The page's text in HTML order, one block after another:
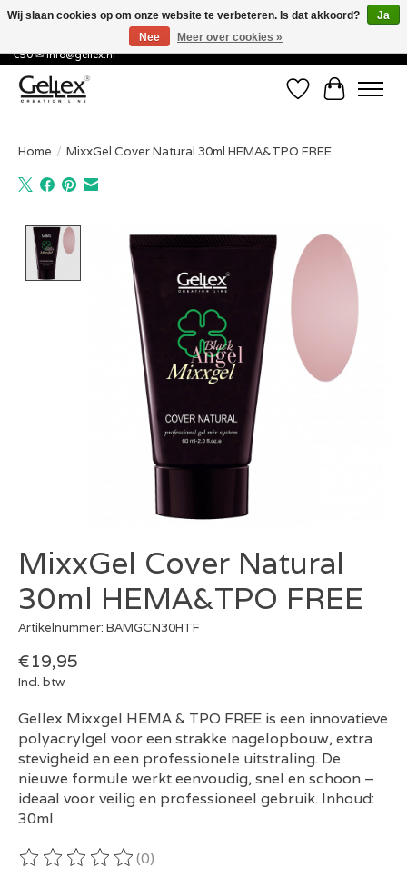
✅ Voor 15:00 besteld, de volgende werkdag in huis! ✅ Gratis verzenden vanaf
€50 ✉info@gellex.nl
Verlanglijst
Home / MixxGel Cover Natural 30ml HEMA&TPO FREE
Product image slideshow Items
MixxGel Cover Natural
30ml HEMA&TPO FREE
Artikelnummer: BAMGCN30HTF
€19,95
Incl. btw
Gellex Mixxgel HEMA & TPO FREE is een innovatieve
polyacrylgel voor een strakke nagelopbouw, extra
stevigheid en een professionele uitstraling. De
nieuwe formule werkt eenvoudig, snel en schoon –
ideaal voor veilig en professioneel gebruik. Inhoud:
30ml
De beoordeling van dit product is
(0)
Wij slaan cookies op om onze website te verbeteren. Is dat akkoord?
Ja
Nee
Meer over cookies »